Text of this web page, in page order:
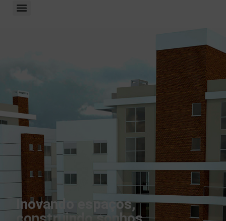
Inovando espaços,